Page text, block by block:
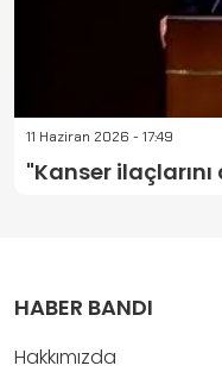
11 Haziran 2026 - 17:49
"Kanser
HABER BANDI
Hakkımızda